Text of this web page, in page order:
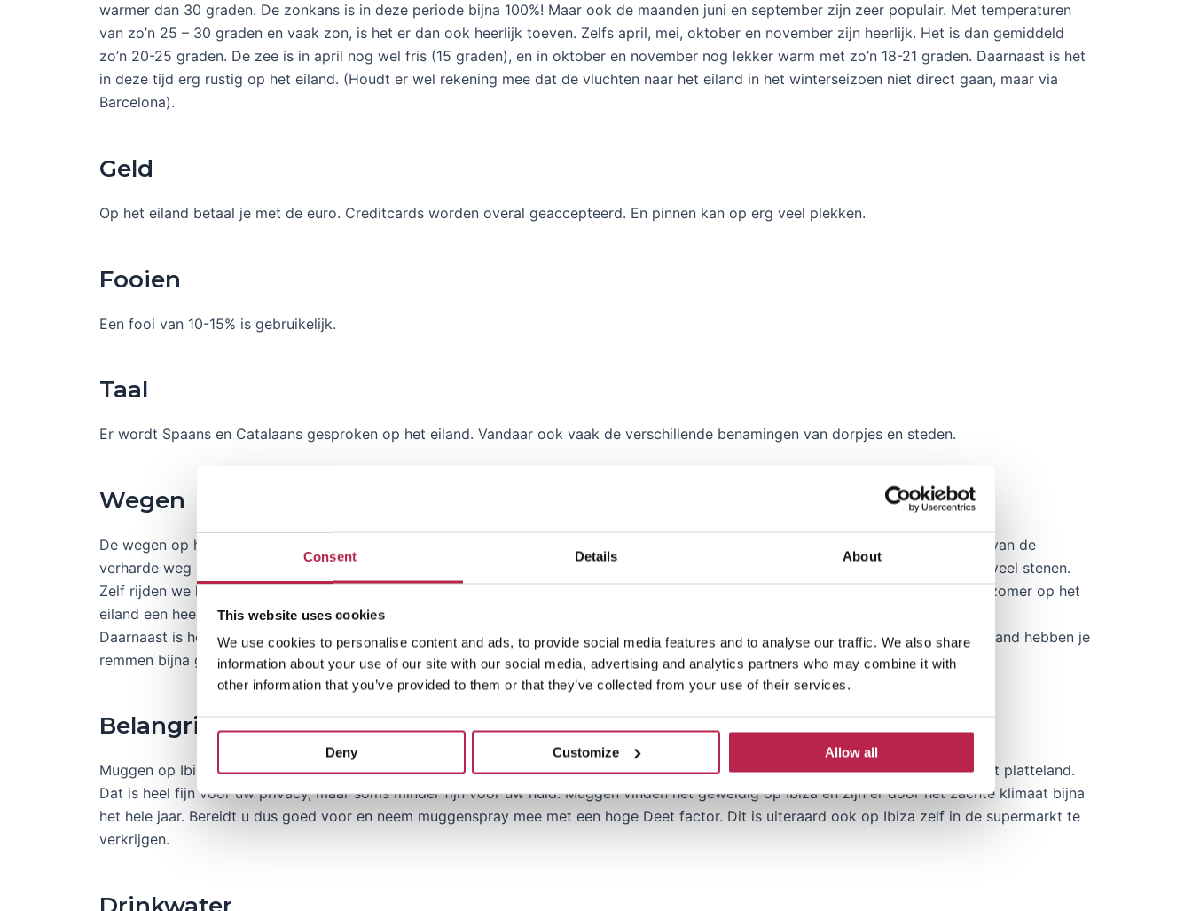
Consent Details About
This website uses cookies
We use cookies to personalise content and ads, to provide social media features and to analyse our traffic. We also share
information about your use of our site with our social media, advertising and analytics partners who may combine it with
other information that you’ve provided to them or that they’ve collected from your use of their services.
Deny Customize Allow all
warmer dan 30 graden. De zonkans is in deze periode bijna 100%! Maar ook de maanden juni en september zijn zeer populair. Met temperaturen
van zo’n 25 – 30 graden en vaak zon, is het er dan ook heerlijk toeven. Zelfs april, mei, oktober en november zijn heerlijk. Het is dan gemiddeld
zo’n 20-25 graden. De zee is in april nog wel fris (15 graden), en in oktober en november nog lekker warm met zo’n 18-21 graden. Daarnaast is het
in deze tijd erg rustig op het eiland. (Houdt er wel rekening mee dat de vluchten naar het eiland in het winterseizoen niet direct gaan, maar via
Barcelona).
Geld
Op het eiland betaal je met de euro. Creditcards worden overal geaccepteerd. En pinnen kan op erg veel plekken.
Fooien
Een fooi van 10-15% is gebruikelijk.
Taal
Er wordt Spaans en Catalaans gesproken op het eiland. Vandaar ook vaak de verschillende benamingen van dorpjes en steden.
Wegen
De wegen op het eiland zijn van prima kwaliteit. Op sommige plekken is het wel een beetje kronkelig en zijn er heuvels. Als u echter van de
verharde weg afgaat en de leuke zijweggetjes neemt (aanrader), zult u te maken krijgen met onverharde smalle zandweggetjes met veel stenen.
Zelf rijden we hier met onze Eend met gemak overheen maar voor de kleinere auto kan dat wel eens lastig zijn. Let op dat het in de zomer op het
eiland een heel stuk drukker is, en dat vroeg vertrekken is aan te raden.
Daarnaast is het goed er rekening mee te houden dat de wegen spekglad zijn na een regen bui. Anders dan je gewend bent in Nederland hebben je
remmen bijna geen grip op de weg, dus wees alert ook op uw voor- en achterligger!
Belangrijk om rekening mee te houden als u naar Ibiza reist:
Muggen op Ibiza zijn niet heel anders dan in Nederland, maar soms wel hardnekkiger. Veel huizen staan midden in de natuur of op het platteland.
Dat is heel fijn voor uw privacy, maar soms minder fijn voor uw huid. Muggen vinden het geweldig op Ibiza en zijn er door het zachte klimaat bijna
het hele jaar. Bereidt u dus goed voor en neem muggenspray mee met een hoge Deet factor. Dit is uiteraard ook op Ibiza zelf in de supermarkt te
verkrijgen.